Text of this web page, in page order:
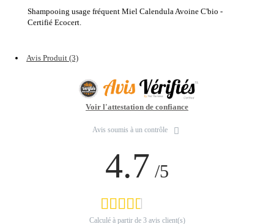
Shampooing usage fréquent Miel Calendula Avoine C'bio -
Certifié Ecocert.
Avis Produit (3)
Voir l'attestation de confiance
Avis soumis à un contrôle
4.7 /5
Calculé à partir de 3avis client(s)